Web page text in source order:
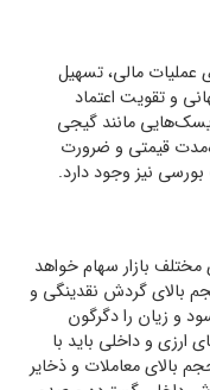
عملیات مالی، تسهیل
و تقویت اعتماد
مانند گیجی
قیمتی و ضرورت
نیز وجود دارد.
مختلف بازار سهام خواهد
بالای گردش نقدینگی و
و زیان را دگرگون
ارزی و داخلی باید با
بالای معاملات و ذخایر